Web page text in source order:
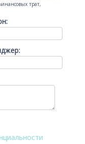
трат,